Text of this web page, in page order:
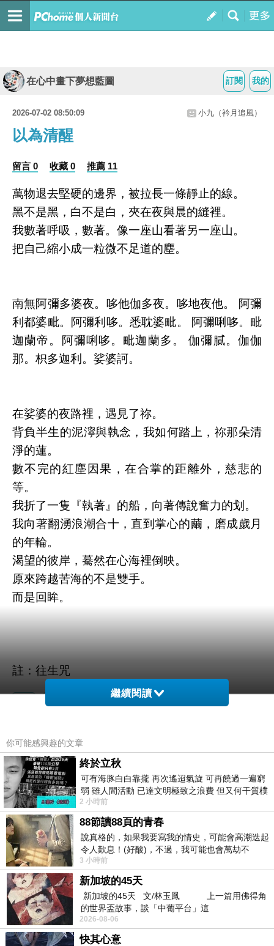
我的
訂閱
在心中畫下夢想藍圖
2026-07-02 08:50:09 小九（衿月追風）
以為清醒
留言 0 收藏 0 推薦 11
萬物退去堅硬的邊界，被拉長一條靜止的線。
黑不是黑，白不是白，夾在夜與晨的縫裡。
我數著呼吸，數著。像一座山看著另一座山。
把自己縮小成一粒微不足道的塵。
南無阿彌多婆夜。哆他伽多夜。哆地夜他。 阿彌
利都婆毗。阿彌利哆。悉耽婆毗。 阿彌唎哆。毗
迦蘭帝。阿彌唎哆。毗迦蘭多。 伽彌膩。伽伽
那。枳多迦利。娑婆訶。
在娑婆的夜路裡，遇見了祢。
背負半生的泥濘與執念，我如何踏上，祢那朵清
淨的蓮。
數不完的紅塵因果，在合掌的距離外，慈悲的
等。
我折了一隻『執著』的船，向著傳說奮力的划。
我向著翻湧浪潮合十，直到掌心的繭，磨成歲月
的年輪。
渴望的彼岸，驀然在心海裡倒映。
原來跨越苦海的不是雙手。
而是回眸。
註：往生咒
繼續閱讀
你可能感興趣的文章
終於立秋
可有海豚白白靠攏 再次遙迢氣旋 可再饒過一遍窮
弱 雖人間活動 已達文明極致之浪費 但又何干質樸
者 只能白白陪葬
2 小時前
88節讀88頁的青春
說真格的，如果我要寫我的情史，可能會高潮迭起
令人歎息！(好酸)，不過，我可能也會萬劫不
復...，每天跪鍵盤還是被判了花心的罪
3 小時前
新加坡的45天
新加坡的45天 文/林玉鳳 上一篇用佛得角
的世界盃故事，談「中葡平台」這
2026-08-06
快其心意